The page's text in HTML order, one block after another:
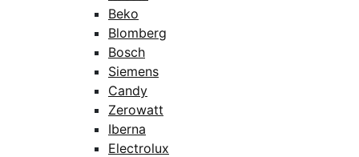
Beko
Blomberg
Bosch
Siemens
Candy
Zerowatt
Iberna
Electrolux